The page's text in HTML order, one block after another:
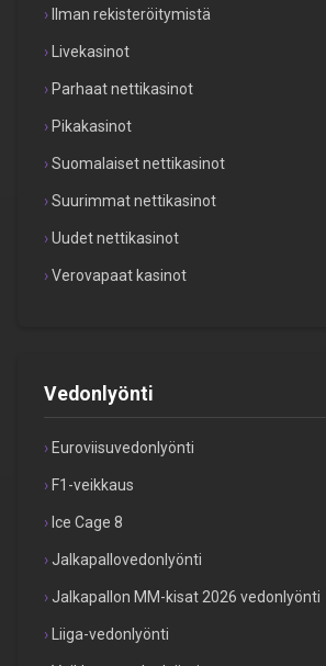
Ilman rekisteröitymistä
Livekasinot
Parhaat nettikasinot
Pikakasinot
Suomalaiset nettikasinot
Suurimmat nettikasinot
Uudet nettikasinot
Verovapaat kasinot
Vedonlyönti
Euroviisuvedonlyönti
F1-veikkaus
Ice Cage 8
Jalkapallovedonlyönti
Jalkapallon MM-kisat 2026 vedonlyönti
Liiga-vedonlyönti